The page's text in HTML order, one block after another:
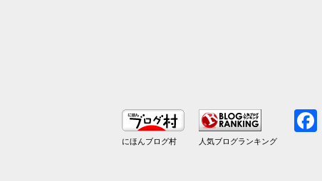
にほんブログ村 人気ブログランキング